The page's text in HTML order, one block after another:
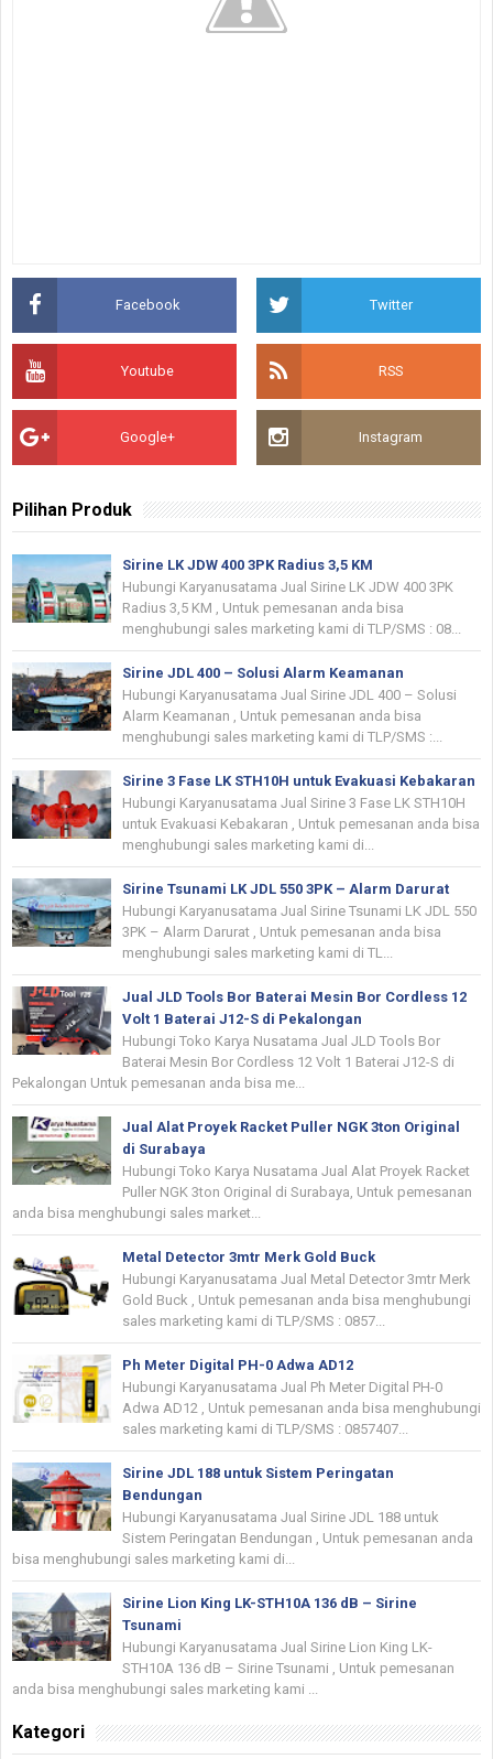
Facebook Twitter
Youtube RSS
Google+ Instagram
Pilihan Produk
Sirine LK JDW 400 3PK Radius 3,5 KM
Hubungi Karyanusatama Jual Sirine LK JDW 400 3PK
Radius 3,5 KM , Untuk pemesanan anda bisa
menghubungi sales marketing kami di TLP/SMS : 08...
Sirine JDL 400 – Solusi Alarm Keamanan
Hubungi Karyanusatama Jual Sirine JDL 400 – Solusi
Alarm Keamanan , Untuk pemesanan anda bisa
menghubungi sales marketing kami di TLP/SMS :...
Sirine 3 Fase LK STH10H untuk Evakuasi Kebakaran
Hubungi Karyanusatama Jual Sirine 3 Fase LK STH10H
untuk Evakuasi Kebakaran , Untuk pemesanan anda bisa
menghubungi sales marketing kami di...
Sirine Tsunami LK JDL 550 3PK – Alarm Darurat
Hubungi Karyanusatama Jual Sirine Tsunami LK JDL 550
3PK – Alarm Darurat , Untuk pemesanan anda bisa
menghubungi sales marketing kami di TL...
Jual JLD Tools Bor Baterai Mesin Bor Cordless 12
Volt 1 Baterai J12-S di Pekalongan
Hubungi Toko Karya Nusatama Jual JLD Tools Bor
Baterai Mesin Bor Cordless 12 Volt 1 Baterai J12-S di
Pekalongan Untuk pemesanan anda bisa me...
Jual Alat Proyek Racket Puller NGK 3ton Original
di Surabaya
Hubungi Toko Karya Nusatama Jual Alat Proyek Racket
Puller NGK 3ton Original di Surabaya, Untuk pemesanan
anda bisa menghubungi sales market...
Metal Detector 3mtr Merk Gold Buck
Hubungi Karyanusatama Jual Metal Detector 3mtr Merk
Gold Buck , Untuk pemesanan anda bisa menghubungi
sales marketing kami di TLP/SMS : 0857...
Ph Meter Digital PH-0 Adwa AD12
Hubungi Karyanusatama Jual Ph Meter Digital PH-0
Adwa AD12 , Untuk pemesanan anda bisa menghubungi
sales marketing kami di TLP/SMS : 0857407...
Sirine JDL 188 untuk Sistem Peringatan
Bendungan
Hubungi Karyanusatama Jual Sirine JDL 188 untuk
Sistem Peringatan Bendungan , Untuk pemesanan anda
bisa menghubungi sales marketing kami di...
Sirine Lion King LK-STH10A 136 dB – Sirine
Tsunami
Hubungi Karyanusatama Jual Sirine Lion King LK-
STH10A 136 dB – Sirine Tsunami , Untuk pemesanan
anda bisa menghubungi sales marketing kami ...
Kategori